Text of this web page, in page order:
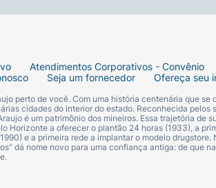
Atendimentos Corporativos - Convênio
Seja um fornecedor Ofereça seu
perto de você. Com uma história centenária que
cidades do interior do estado. Reconhecida pelos
é um patrimônio dos mineiros. Essa trajetória de
Horizonte a oferecer o plantão 24 horas (1933), a
e a primeira rede a implantar o modelo
dá nome novo para uma confiança antiga: de que